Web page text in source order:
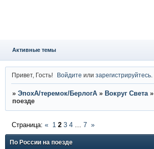
Активные темы
Привет, Гость! Войдите илизарегистрируйтесь
» ЭпохА/теремок/БерлогА » Вокруг Света »
поезде
По России на поезде
Страница: « 1 2 3 4 … 7 »